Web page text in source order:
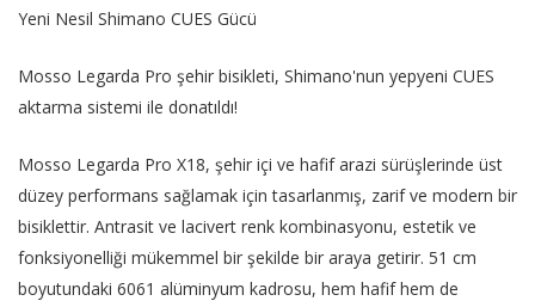
Yeni Nesil Shimano CUES Gücü
Mosso Legarda Pro şehir bisikleti, Shimano'nun yepyeni CUES
aktarma sistemi ile donatıldı!
Mosso Legarda Pro X18, şehir içi ve hafif arazi sürüşlerinde üst
düzey performans sağlamak için tasarlanmış, zarif ve modern bir
bisiklettir. Antrasit ve lacivert renk kombinasyonu, estetik ve
fonksiyonelliği mükemmel bir şekilde bir araya getirir. 51 cm
boyutundaki 6061 alüminyum kadrosu, hem hafif hem de